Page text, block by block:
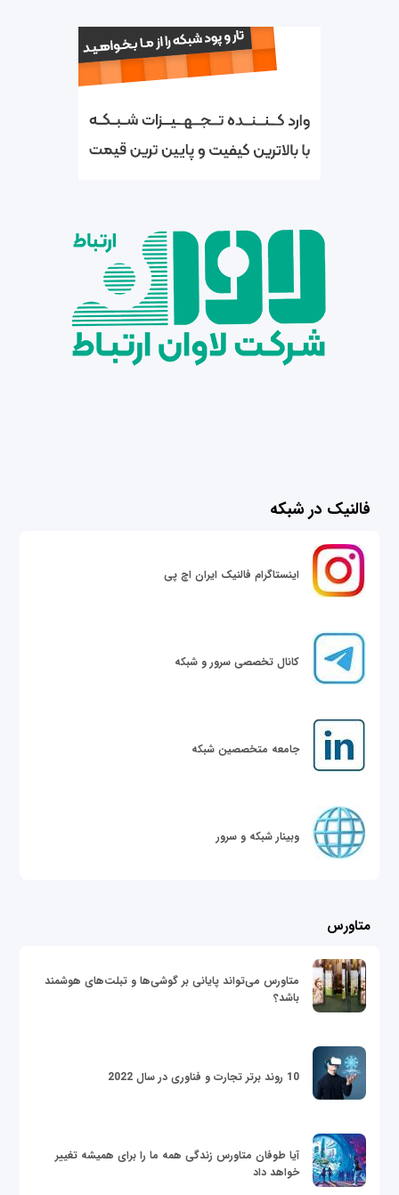
فالنیک در شبکه
اینستاگرام فالنیک ایران اچ پی
کانال تخصصی سرور و شبکه
جامعه متخصصین شبکه
وبینار شبکه و سرور
متاورس
متاورس می‌تواند پایانی بر گوشی‌ها و تبلت‌های هوشمند
باشد؟
10 روند برتر تجارت و فناوری در سال 2022
آیا طوفان متاورس زندگی همه ما را برای همیشه تغییر
خواهد داد